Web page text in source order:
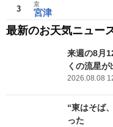
3 宮津
京
最新のお天気ニュー
来週の8月
くの流星が
2026.08.08
“東はそば
った